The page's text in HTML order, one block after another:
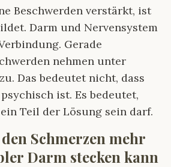
Beschwerden verstärkt, ist
Darm und Nervensystem
Gerade
nehmen unter
Das bedeutet nicht, dass
ist. Es bedeutet,
Teil der Lösung sein darf.
Schmerzen mehr
Darm stecken kann